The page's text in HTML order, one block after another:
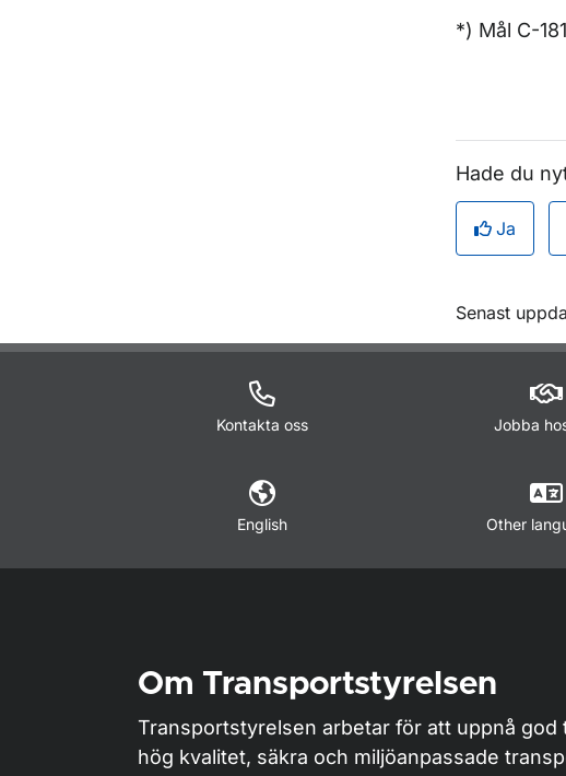
*) Mål C-
Hade du
Ja
Om
Senast
Kontakta oss Jobba
English Other
Om Transportstyrelsen
Transportstyrelsen arbetar för att uppnå god
hög kvalitet, säkra och miljöanpassade